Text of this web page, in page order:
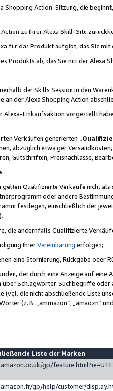
Shopping Action-Sitzung, die
zu Ihrer Alexa Skill-Site
für das Produkt aufgibt, das Sie mit
Produkts ab, das Sie mit der Alexa
der Skills Session in den
an der Alexa Shopping Action
Einkaufsaktion vorgestellt
Verkäufen generierten „
abzüglich etwaiger
Gutschriften, Preisnachlässe,
gelten Qualifizierte Verkäufe nicht
oder andere
festlegen, einschließlich der
die andernfalls Qualifizierte
IhrerVereinbarung erfolgen;
eine Stornierung, Rückgabe oder
der durch eine Anzeige auf
über Schlagwörter, Suchbegriffe
(vgl. die nicht abschließende Liste
(z. B. „ammazon“, „amaozn“
Liste der Marken
gp/
gp/help/customer/